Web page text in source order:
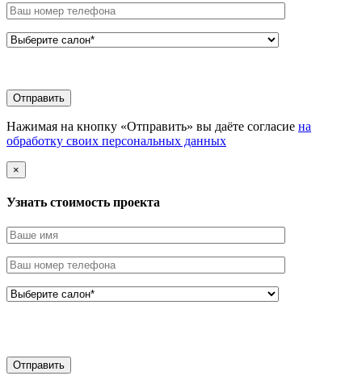
Нажимая на кнопку «Отправить» вы даёте согласие на
обработку своих персональных данных
×
Узнать стоимоcть проекта